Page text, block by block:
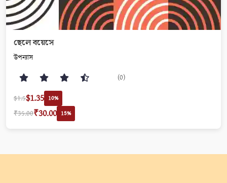
ছেলে বয়েসে
উপন্যাস
(0)
$1.5$1.35 10%
₹35.00₹30.00 15%